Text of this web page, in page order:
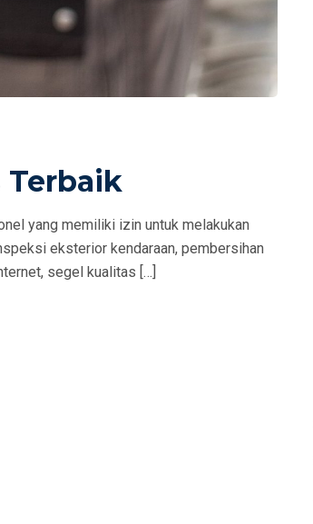
Terbaik
yang memiliki izin untuk melakukan
eksterior kendaraan, pembersihan
segel kualitas […]